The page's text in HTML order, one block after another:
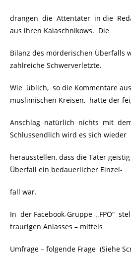
drangen die Attentäter in die
aus ihren Kalaschnikows. Die
Bilanz des mörderischen Überfalls
zahlreiche Schwerverletzte.
Wie üblich, so die Kommentare
muslimischen Kreisen, hatte der
Anschlag natürlich nichts mit
Schlussendlich wird es sich wieder
herausstellen, dass die Täter
Überfall ein bedauerlicher Einzel-
fall war.
In der Facebook-Gruppe „FPÖ“
traurigen Anlasses – mittels
Umfrage – folgende Frage (Siehe